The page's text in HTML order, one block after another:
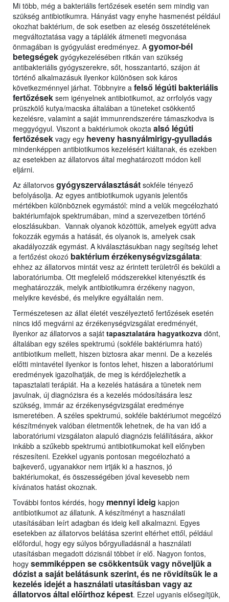
Mi több, még a bakteriális fertőzések esetén sem mindig van
szükség antibiotikumra. Hányást vagy enyhe hasmenést például
okozhat baktérium, de sok esetben az eleség összetételének
megváltoztatása vagy a táplálék átmeneti megvonása
önmagában is gyógyulást eredményez. A gyomor-bél
betegségek gyógykezelésében ritkán van szükség
antibakteriális gyógyszerekre, sőt, hosszantartó, szájon át
történő alkalmazásuk ilyenkor különösen sok káros
következménnyel járhat. Többnyire a felső légúti bakteriális
fertőzések sem igényelnek antibiotikumot, az orrfolyós vagy
prüszkölő kutya/macska általában a tüneteket csökkentő
kezelésre, valamint a saját immunrendszerére támaszkodva is
meggyógyul. Viszont a baktériumok okozta alsó légúti
fertőzések vagy egy heveny hasnyálmirigy-gyulladás
mindenképpen antibiotikumos kezelésért kiáltanak, és ezekben
az esetekben az állatorvos által meghatározott módon kell
eljárni.
Az állatorvos gyógyszerválasztását sokféle tényező
befolyásolja. Az egyes antibiotikumok ugyanis jelentős
mértékben különböznek egymástól: mind a velük megcélozható
baktériumfajok spektrumában, mind a szervezetben történő
eloszlásukban. Vannak olyanok közöttük, amelyek együtt adva
fokozzák egymás a hatását, és olyanok is, amelyek csak
akadályozzák egymást. A kiválasztásukban nagy segítség lehet
a fertőzést okozó baktériumérzékenységvizsgálata:
ehhez az állatorvos mintát vesz az érintett területről és beküldi a
laboratóriumba. Ott megfelelő módszerekkel kitenyésztik és
meghatározzák, melyik antibiotikumra érzékeny nagyon,
melyikre kevésbé, és melyikre egyáltalán nem.
Természetesen az állat életét veszélyeztető fertőzések esetén
nincs idő megvárni az érzékenységvizsgálat eredményét,
ilyenkor az állatorvos a saját tapasztalatára hagyatkozva dönt,
általában egy széles spektrumú (sokféle baktériumra ható)
antibiotikum mellett, hiszen biztosra akar menni. De a kezelés
előtti mintavétel ilyenkor is fontos lehet, hiszen a laboratóriumi
eredmények igazolhatják, de meg is kérdőjelezhetik a
tapasztalati terápiát. Ha a kezelés hatására a tünetek nem
javulnak, új diagnózisra és a kezelés módosítására lesz
szükség, immár az érzékenységvizsgálat eredménye
ismeretében. A széles spektrumú, sokféle baktériumot megcélzó
készítmények valóban életmentők lehetnek, de ha van idő a
laboratóriumi vizsgálaton alapuló diagnózis felállítására, akkor
inkább a szűkebb spektrumú antibiotikumokat kell előnyben
részesíteni. Ezekkel ugyanis pontosan megcélozható a
bajkeverő, ugyanakkor nem irtják ki a hasznos, jó
baktériumokat, és összességében jóval kevesebb nem
kívánatos hatást okoznak.
További fontos kérdés, hogy mennyi ideig kapjon
antibiotikumot az állatunk. A készítményt a használati
utasításában leírt adagban és ideig kell alkalmazni. Egyes
esetekben az állatorvos belátása szerint eltérhet ettől, például
előfordul, hogy egy súlyos bőrgyulladásnál a használati
utasításban megadott dózisnál többet ír elő. Nagyon fontos,
hogy semmiképpen se csökkentsük vagy növeljük a
dózist a saját belátásunk szerint, és ne rövidítsük le a
kezelés idejét a használati utasításban vagy az
állatorvos által előírthoz képest. Ezzel ugyanis elősegítjük,